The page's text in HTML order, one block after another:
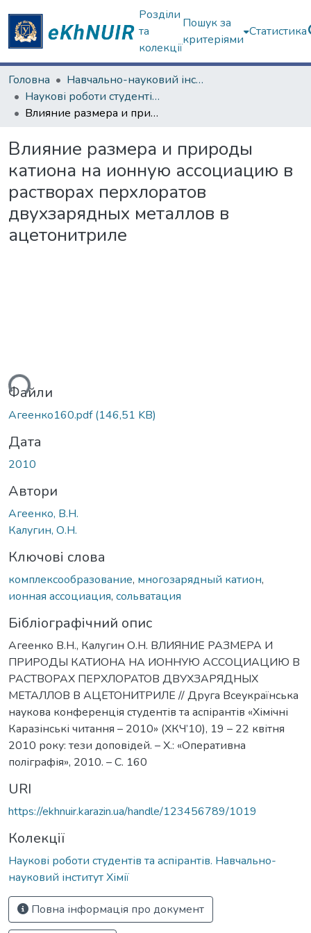
Розділи
та
колекції
Пошук за
критеріями
Статистика
Головна
Навчально-науковий інститут Хімії
Наукові роботи студентів та аспірантів. Навчально-науковий інститут Хімії
Влияние размера и природы катиона на ионную ассоциацию в растворах перхлоратов двухзарядных металлов в ацетонитриле
Влияние размера и природы
катиона на ионную ассоциацию в
растворах перхлоратов
двухзарядных металлов в
ацетонитриле
Файли
Агеенко160.pdf(146,51 KB)
Дата
2010
Автори
Агеенко, В.Н.
Калугин, О.Н.
Ключові слова
комплексообразование, многозарядный катион,
ионная ассоциация, сольватация
Бібліографічний опис
Агеенко В.Н., Калугин О.Н. ВЛИЯНИЕ РАЗМЕРА И
ПРИРОДЫ КАТИОНА НА ИОННУЮ АССОЦИАЦИЮ В
РАСТВОРАХ ПЕРХЛОРАТОВ ДВУХЗАРЯДНЫХ
МЕТАЛЛОВ В АЦЕТОНИТРИЛЕ // Друга Всеукраїнська
наукова конференція студентів та аспірантів «Хімічні
Каразінські читання – 2010» (ХКЧ’10), 19 – 22 квітня
2010 року: тези доповідей. – Х.: «Оперативна
поліграфія», 2010. – С. 160
URI
https://ekhnuir.karazin.ua/handle/123456789/1019
Колекції
Наукові роботи студентів та аспірантів. Навчально-
науковий інститут Хімії
Повна інформація про документ